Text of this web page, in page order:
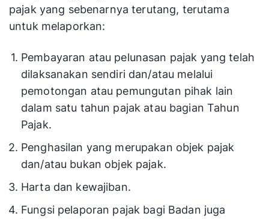
pajak yang sebenarnya terutang, terutama
untuk melaporkan:
Pembayaran atau pelunasan pajak yang telah
dilaksanakan sendiri dan/atau melalui
pemotongan atau pemungutan pihak lain
dalam satu tahun pajak atau bagian Tahun
Pajak.
Penghasilan yang merupakan objek pajak
dan/atau bukan objek pajak.
Harta dan kewajiban.
Fungsi pelaporan pajak bagi Badan juga